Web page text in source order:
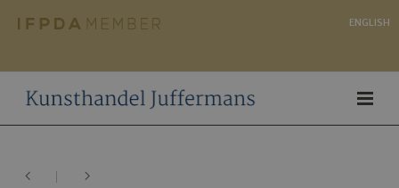
ENGLISH